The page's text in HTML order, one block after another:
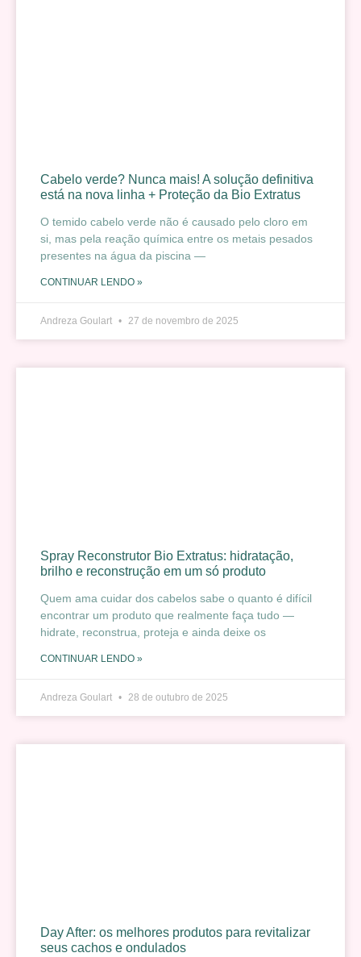
Cabelo verde? Nunca mais! A solução definitiva
está na nova linha + Proteção da Bio Extratus
O temido cabelo verde não é causado pelo cloro em
si, mas pela reação química entre os metais pesados
presentes na água da piscina —
CONTINUAR LENDO »
Andreza Goulart 27 de novembro de 2025
Spray Reconstrutor Bio Extratus: hidratação,
brilho e reconstrução em um só produto
Quem ama cuidar dos cabelos sabe o quanto é difícil
encontrar um produto que realmente faça tudo —
hidrate, reconstrua, proteja e ainda deixe os
CONTINUAR LENDO »
Andreza Goulart 28 de outubro de 2025
Day After: os melhores produtos para revitalizar
seus cachos e ondulados